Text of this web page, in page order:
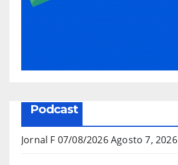
Podcast
Jornal F 07/08/2026Agosto 7, 2026